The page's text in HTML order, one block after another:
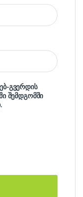
გვერდის
შემდგომში